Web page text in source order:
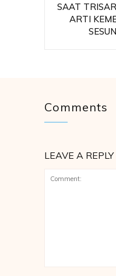
SAAT
ARTI
Comments
LEAVE A REPLY